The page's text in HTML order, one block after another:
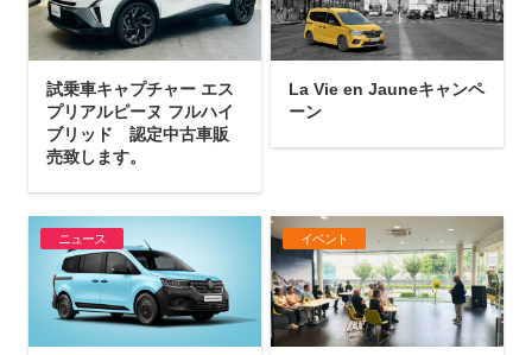
試乗車キャプチャー エス
プリアルピーヌ フルハイ
ブリッド 認定中古車販
売致します。
La Vie en Jauneキャンペ
ーン
ニュース イベント